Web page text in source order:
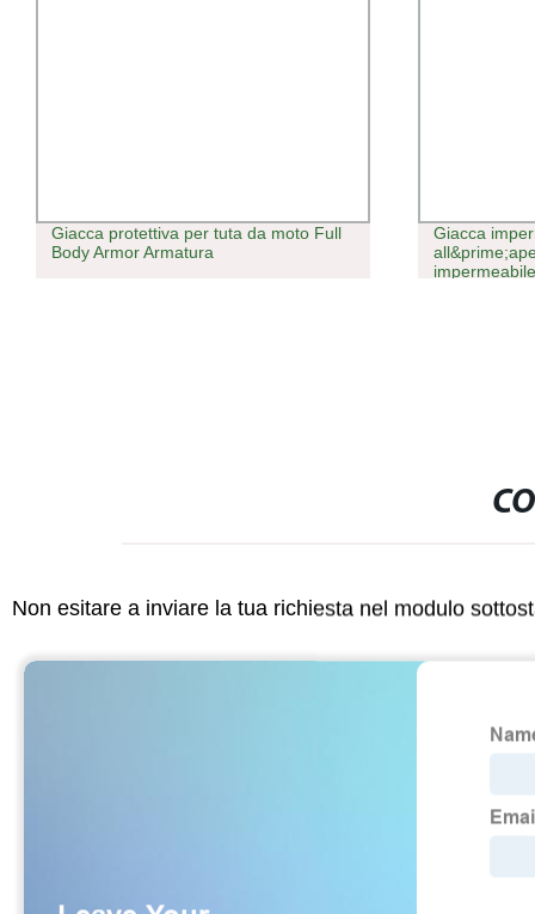
Giacca protettiva per tuta da moto Full
Body Armor Armatura
Giacca
Non esitare a inviare la tua richiesta nel modulo